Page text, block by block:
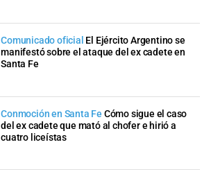
Comunicado oficial El Ejército Argentino se
manifestó sobre el ataque del ex cadete en
Santa Fe
Conmoción en Santa Fe Cómo sigue el caso
del ex cadete que mató al chofer e hirió a
cuatro liceístas